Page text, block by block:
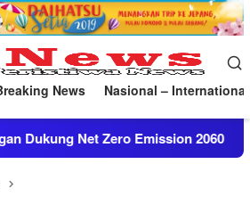
News Nasional – International
2060 Konsolidasi Organisasi,